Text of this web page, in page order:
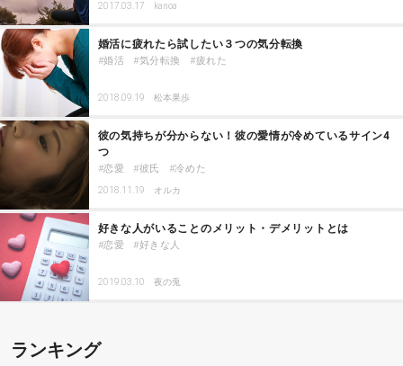
2017.03.17 kanoa
婚活に疲れたら試したい３つの気分転換
婚活 気分転換 疲れた
2018.09.19 松本果歩
彼の気持ちが分からない！彼の愛情が冷めているサイン4
つ
恋愛 彼氏 冷めた
2018.11.19 オルカ
好きな人がいることのメリット・デメリットとは
恋愛 好きな人
2019.03.10 夜の兎
ランキング